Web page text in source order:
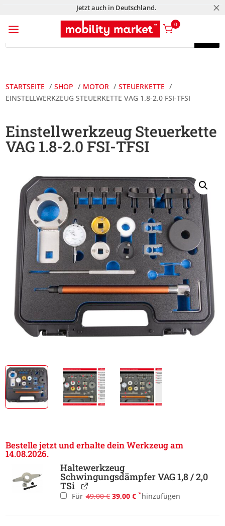
Jetzt auch in Deutschland. M
a 0
Products
Products
STARTSEITE SHOP MOTOR
STEUERKETTE
EINSTELLWERKZEUG STEUERKETTE VAG 1.8-2.0 FSI-TFSI
Einstellwerkzeug Steuerkette
VAG 1.8-2.0 FSI-TFSI
Bestelle jetzt und erhalte dein Werkzeug am
14.08.2026.
Haltewerkzeug
Schwingungsdämpfer VAG 1,8 / 2,0
TSi
Für 49,00€ Ursprünglicher
Preis
39,00 €Aktueller
Preis
*hinzufügen